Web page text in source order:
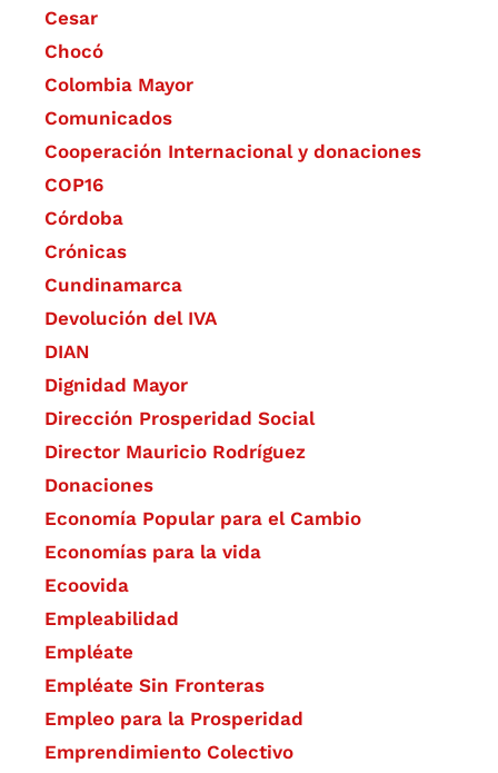
Cesar
Chocó
Colombia Mayor
Comunicados
Cooperación Internacional y donaciones
COP16
Córdoba
Crónicas
Cundinamarca
Devolución del IVA
DIAN
Dignidad Mayor
Dirección Prosperidad Social
Director Mauricio Rodríguez
Donaciones
Economía Popular para el Cambio
Economías para la vida
Ecoovida
Empleabilidad
Empléate
Empléate Sin Fronteras
Empleo para la Prosperidad
Emprendimiento Colectivo